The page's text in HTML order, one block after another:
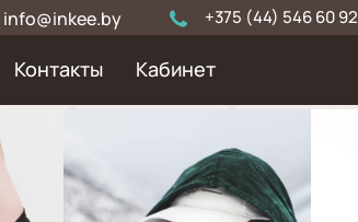
info@inkee.by +375 (44) 546 60 92
Контакты Кабинет